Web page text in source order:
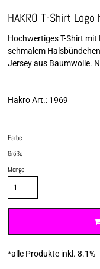
HAKRO T-Shirt
Hochwertiges T-Shirt mit
schmalem
Jersey aus Baumwolle.
Hakro Art.: 1969
Farbe
Größe
Menge
*alle Produkte inkl. 8.1%